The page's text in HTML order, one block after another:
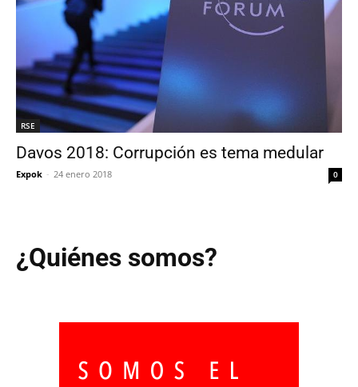
RSE
Davos 2018: Corrupción es tema medular
Expok - 24 enero 2018 0
¿Quiénes somos?